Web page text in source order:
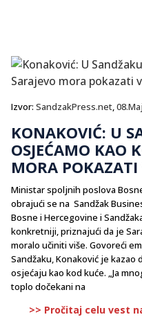
Izvor: SandzakPress.net,
KONAKOVIĆ: U
OSJEĆAMO KAO
MORA POKAZATI
Ministar spoljnih poslova
obrajući se na Sandžak
Bosne i Hercegovine i
konkretniji, priznajući da je
moralo učiniti više. Govoreći
Sandžaku, Konaković je kazao
osjećaju kao kod kuće. „Ja
toplo dočekani na
>> Pročitaj celu vest